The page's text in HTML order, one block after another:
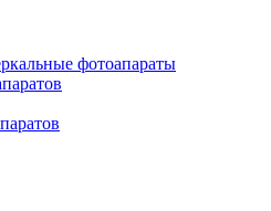
фотоапараты